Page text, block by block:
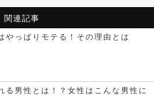
関連記事
やっぱりモテる！その理由とは
る男性とは！？女性はこんな男性に